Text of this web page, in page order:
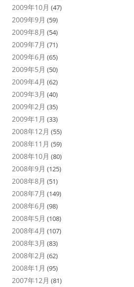
2009年10月 (47)
2009年9月 (59)
2009年8月 (54)
2009年7月 (71)
2009年6月 (65)
2009年5月 (50)
2009年4月 (62)
2009年3月 (40)
2009年2月 (35)
2009年1月 (33)
2008年12月 (55)
2008年11月 (59)
2008年10月 (80)
2008年9月 (125)
2008年8月 (51)
2008年7月 (149)
2008年6月 (98)
2008年5月 (108)
2008年4月 (107)
2008年3月 (83)
2008年2月 (62)
2008年1月 (95)
2007年12月 (81)